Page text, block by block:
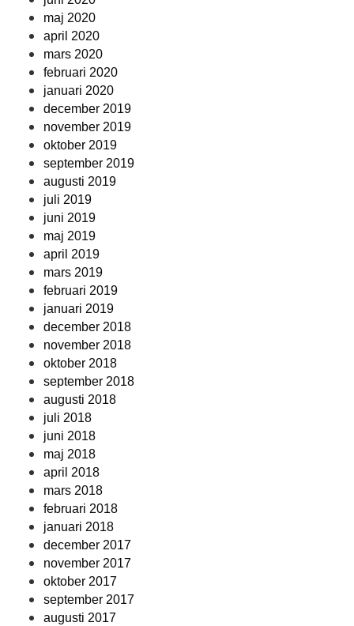
maj 2020
april 2020
mars 2020
februari 2020
januari 2020
december 2019
november 2019
oktober 2019
september 2019
augusti 2019
juli 2019
juni 2019
maj 2019
april 2019
mars 2019
februari 2019
januari 2019
december 2018
november 2018
oktober 2018
september 2018
augusti 2018
juli 2018
juni 2018
maj 2018
april 2018
mars 2018
februari 2018
januari 2018
december 2017
november 2017
oktober 2017
september 2017
augusti 2017